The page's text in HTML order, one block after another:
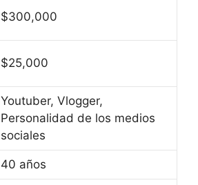
$300,000
$25,000
Youtuber, Vlogger,
Personalidad de los medios
sociales
40 años